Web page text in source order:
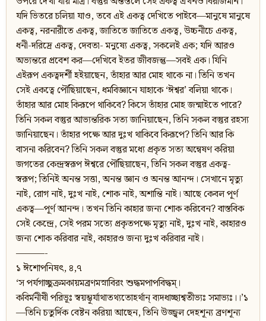
যদি ভিতরে চলিয়া যাও, তবে এই একত্ব দেখিতে পাইবে—মানুষে মানুষে
একত্ব, নরনারীতে একত্ব, জাতিতে জাতিতে একত্ব, উচ্চনীচে একত্ব,
ধনী-দরিদ্রে একত্ব, দেবতা- মনুষ্যে একত্ব, সকলেই এক; যদি আরও
অভ্যন্তরে প্রবেশ কর—দেখিবে ইতর জীবজন্তু—সবই এক। যিনি
এইরূপ একত্বদর্শী হইয়াছেন, তাঁহার আর মোহ থাকে না। তিনি তখন
সেই একত্বে পৌঁছিয়াছেন, ধর্মবিজ্ঞানে যাহাকে ‘ঈশ্বর’ বলিয়া থাকে।
তাঁহার আর মোহ কিরূপে থাকিবে? কিসে তাঁহার মোহ জন্মাইতে পারে?
তিনি সকল বস্তুর আভ্যন্তরিক সত্য জানিয়াছেন, তিনি সকল বস্তুর রহস্য
জানিয়াছেন। তাঁহার পক্ষে আর দুঃখ থাকিবে কিরূপে? তিনি আর কি
বাসনা করিবেন? তিনি সকল বস্তুর মধ্যে প্রকৃত সত্য অন্বেষণ করিয়া
জগতের কেন্দ্রস্বরূপ ঈশ্বরে পৌঁছিয়াছেন, তিনি সকল বস্তুর একত্ব-
স্বরূপ; তিনিই অনন্ত সত্তা, অনন্ত জ্ঞান ও অনন্ত আনন্দ। সেখানে মৃত্যু
নাই, রোগ নাই, দুঃখ নাই, শোক নাই, অশান্তি নাই। আছে কেবল পূর্ণ
একত্ব—পূর্ণ আনন্দ। তখন তিনি কাহার জন্য শোক করিবেন? বাস্তবিক
সেই কেন্দ্রে, সেই পরম সত্যে প্রকৃতপক্ষে মৃত্যু নাই, দুঃখ নাই, কাহারও
জন্য শোক করিবার নাই, কাহারও জন্য দুঃখ করিবার নাই।
———-
১ ঈশোপনিষৎ, ৪,৭
‘স পর্যগাচ্ছুক্রমকায়মব্রণমস্নাবিরং শুদ্ধমপাপবিদ্ধম‍্।
কবির্মনীষী পরিভূঃ স্বয়ম্ভূর্যাথাতথ্যতোহর্থান‍্ ব্যদধাচ্ছাশ্বতীভ্যঃ সমাভ্যঃ।।’১
—তিনি চতুর্দিক বেষ্টন করিয়া আছেন, তিনি উজ্জ্বল দেহশূন্য ব্রণশূন্য